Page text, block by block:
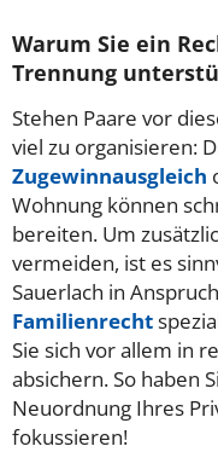
Warum Sie ein
Trennung
Stehen Paare vor
viel zu organisieren:
Zugewinnausgleich
Wohnung können
bereiten. Um
vermeiden, ist es
Sauerlach in
Familienrecht
Sie sich vor allem in
absichern. So haben
Neuordnung Ihres
fokussieren!